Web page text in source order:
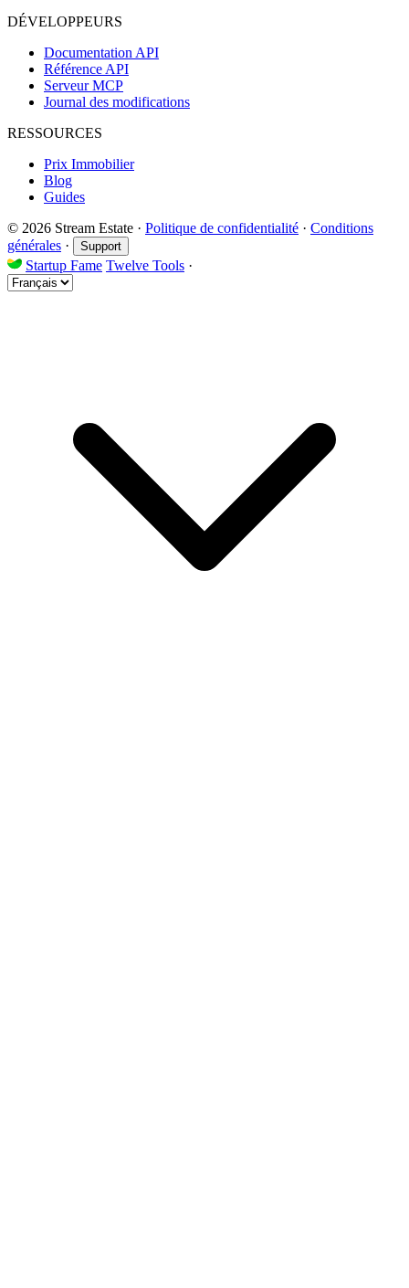
DÉVELOPPEURS
Documentation API
Référence API
Serveur MCP
Journal des modifications
RESSOURCES
Prix Immobilier
Blog
Guides
© 2026 Stream Estate · Politique de confidentialité · Conditions
générales · Support
Startup Fame Twelve Tools ·